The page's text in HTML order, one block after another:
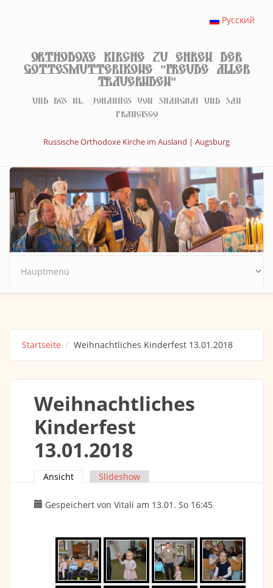
Русский
Orthodoxe Kirche zu Ehren der
Gottesmutterikone "Freude aller
Trauernden"
Und des hl. Johannes von Shanghai und San
Francisco
Russische Orthodoxe Kirche im Ausland | Augsburg
Startseite Weihnachtliches Kinderfest 13.01.2018
Weihnachtliches
Kinderfest
13.01.2018
Haupt-Reiter
Ansicht (aktiver Reiter)
Slideshow
Gespeichert von Vitali am 13.01. So 16:45